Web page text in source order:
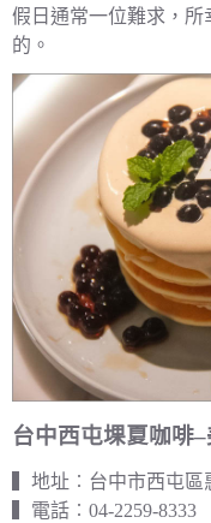
假日通常一位難求，
的。
台中西屯堁夏咖啡
▍地址︰台中市西屯區
▍電話︰04-2259-8333